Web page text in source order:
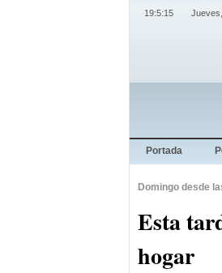
19:5:15
Portada
Domingo desde
Esta
hogar